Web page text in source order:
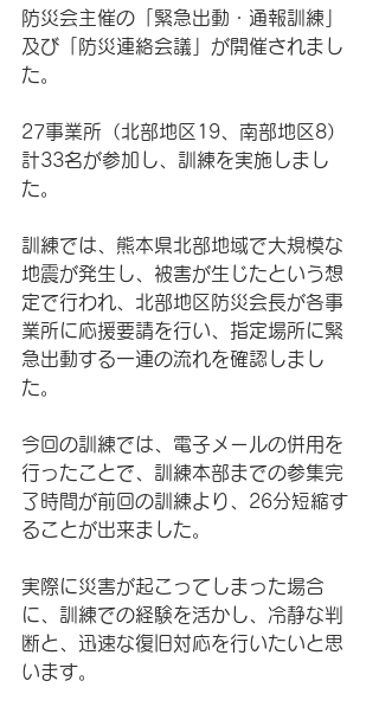
防災会主催の「緊急出動・通報訓練」
及び「防災連絡会議」が開催されまし
た。
27事業所（北部地区19、南部地区8）
計33名が参加し、訓練を実施しまし
た。
訓練では、熊本県北部地域で大規模な
地震が発生し、被害が生じたという想
定で行われ、北部地区防災会長が各事
業所に応援要請を行い、指定場所に緊
急出動する一連の流れを確認しまし
た。
今回の訓練では、電子メールの併用を
行ったことで、訓練本部までの参集完
了時間が前回の訓練より、26分短縮す
ることが出来ました。
実際に災害が起こってしまった場合
に、訓練での経験を活かし、冷静な判
断と、迅速な復旧対応を行いたいと思
います。